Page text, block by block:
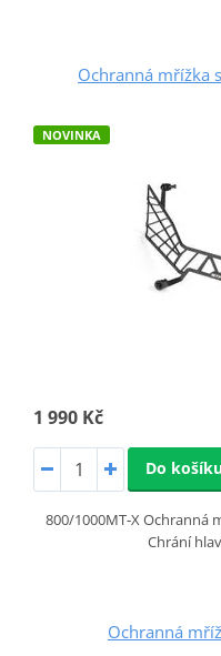
Ochranná mřížka
NOVINKA
1 990 Kč
Do
800/1000MT‑X Ochranná
Chrání
Ochranná